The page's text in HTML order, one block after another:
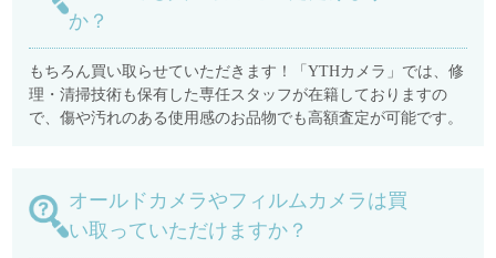
か？
もちろん買い取らせていただきます！「YTHカメラ」では、修
理・清掃技術も保有した専任スタッフが在籍しておりますの
で、傷や汚れのある使用感のお品物でも高額査定が可能です。
オールドカメラやフィルムカメラは買
い取っていただけますか？